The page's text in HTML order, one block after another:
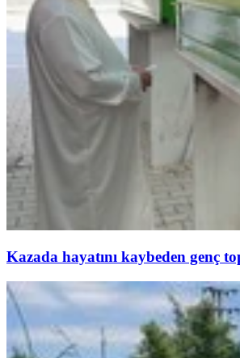
Kazada hayatını kaybeden genç